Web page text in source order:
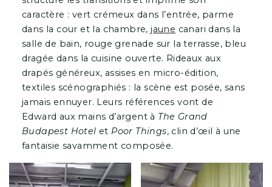
caractère : vert crémeux dans l’entrée, parme
dans la cour et la chambre,jaune canari dans la
salle de bain, rouge grenade sur la terrasse, bleu
dragée dans la cuisine ouverte. Rideaux aux
drapés généreux, assises en micro-édition,
textiles scénographiés : la scène est posée, sans
jamais ennuyer. Leurs références vont de
Edward aux mains d’argent à The Grand
Budapest Hotel et Poor Things, clin d’œil à une
fantaisie savamment composée.